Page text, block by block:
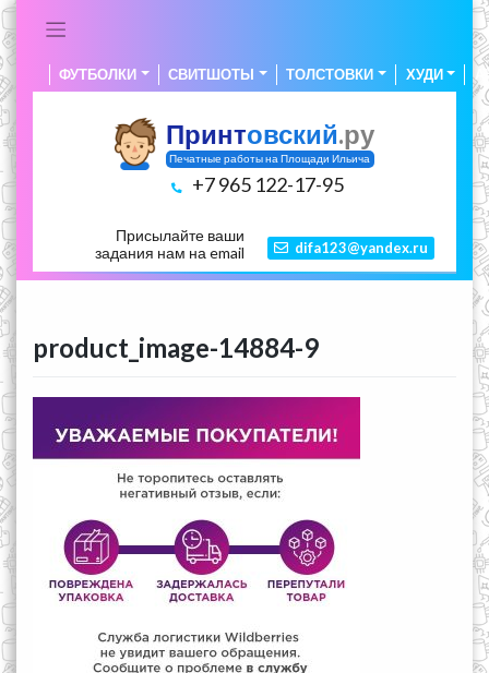
ФУТБОЛКИ СВИТШОТЫ ТОЛСТОВКИ ХУДИ
Принтовский.ру
Печатные работы на Площади Ильича
+7 965 122-17-95
Присылайте ваши
задания нам на email
difa123@yandex.ru
product_image-14884-9